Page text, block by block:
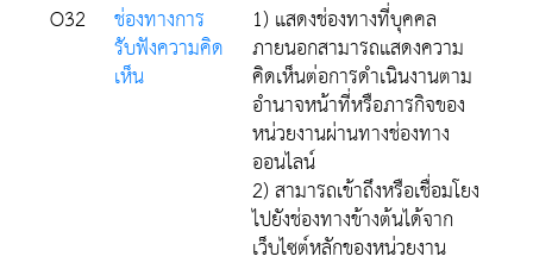
O32
ช่องทางการ
รับฟังความคิด
เห็น
1) แสดงช่องทางที่บุคคล
ภายนอกสามารถแสดงความ
คิดเห็นต่อการดำเนินงานตาม
อำนาจหน้าที่หรือภารกิจของ
หน่วยงานผ่านทางช่องทาง
ออนไลน์
2) สามารถเข้าถึงหรือเชื่อมโยง
ไปยังช่องทางข้างต้นได้จาก
เว็บไซต์หลักของหน่วยงาน